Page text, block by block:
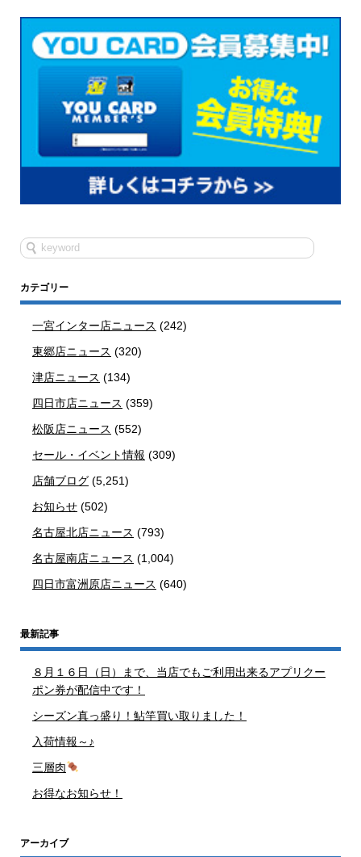
カテゴリー
一宮インター店ニュース (242)
東郷店ニュース (320)
津店ニュース (134)
四日市店ニュース (359)
松阪店ニュース (552)
セール・イベント情報 (309)
店舗ブログ (5,251)
お知らせ (502)
名古屋北店ニュース (793)
名古屋南店ニュース (1,004)
四日市富洲原店ニュース (640)
最新記事
８月１６日（日）まで、当店でもご利用出来るアプリクー
ポン券が配信中です！
シーズン真っ盛り！鮎竿買い取りました！
入荷情報～♪
三層肉
お得なお知らせ！
アーカイブ